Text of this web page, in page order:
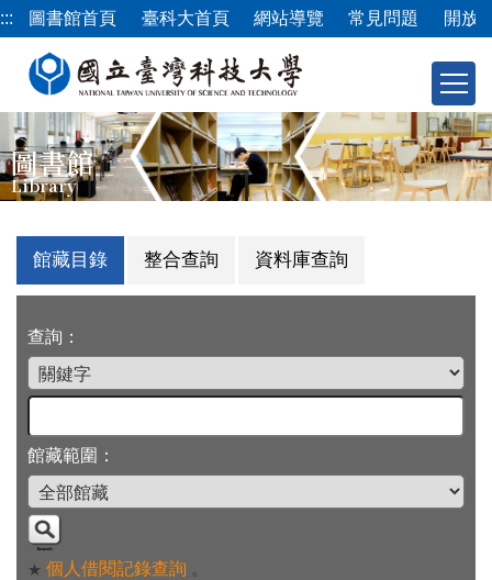
跳
到
內
容
區
::: 圖書館首頁 臺科大首頁 網站導覽 常見問題 開放
圖書館
Library
館藏目錄 整合查詢 資料庫查詢
查詢：
館藏範圍：
★ 個人借閱記錄查詢 。